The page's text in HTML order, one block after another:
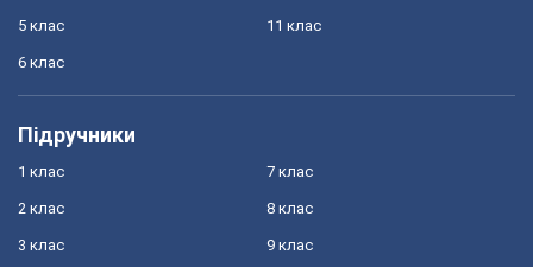
5 клас
6 клас
11 клас
Підручники
1 клас
2 клас
3 клас
7 клас
8 клас
9 клас